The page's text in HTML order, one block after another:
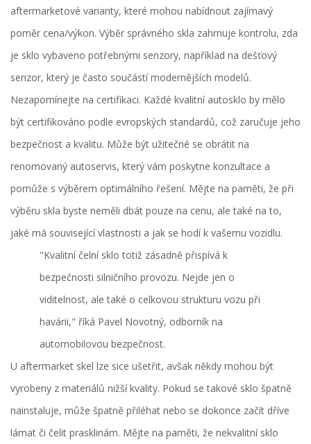
aftermarketové varianty, které mohou nabídnout zajímavý
poměr cena/výkon. Výběr správného skla zahrnuje kontrolu, zda
je sklo vybaveno potřebnými senzory, například na dešťový
senzor, který je často součástí modernějších modelů.
Nezapomínejte na certifikaci. Každé kvalitní autosklo by mělo
být certifikováno podle evropských standardů, což zaručuje jeho
bezpečnost a kvalitu. Může být užitečné se obrátit na
renomovaný autoservis, který vám poskytne konzultace a
pomůže s výběrem optimálního řešení. Mějte na paměti, že při
výběru skla byste neměli dbát pouze na cenu, ale také na to,
jaké má související vlastnosti a jak se hodí k vašemu vozidlu.
"Kvalitní čelní sklo totiž zásadně přispívá k
bezpečnosti silničního provozu. Nejde jen o
viditelnost, ale také o celkovou strukturu vozu při
havárii," říká Pavel Novotný, odborník na
automobilovou bezpečnost.
U aftermarket skel lze sice ušetřit, avšak někdy mohou být
vyrobeny z materiálů nižší kvality. Pokud se takové sklo špatně
nainstaluje, může špatně přiléhat nebo se dokonce začít dříve
lámat či čelit prasklinám. Mějte na paměti, že nekvalitní sklo